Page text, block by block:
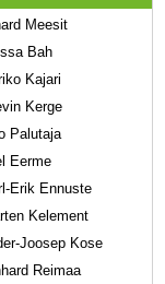
Meesit
Bah
Kajari
Kerge
Palutaja
Eerme
Erik Ennuste
Kelement
Joosep Kose
Reimaa